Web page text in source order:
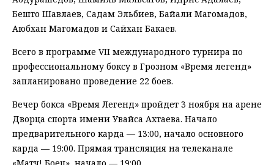
Бешто Шавлаев, Садам Эльбиев, Байали Магомадов,
Аюбхан Магомадов и Сайхан Бакаев.
Всего в программе VII международного турнира по
профессиональному боксу в Грозном «Время легенд»
запланировано проведение 22 боев.
Вечер бокса «Время Легенд» пройдет 3 ноября на арене
Дворца спорта имени Увайса Ахтаева. Начало
предварительного карда — 13:00, начало основного
карда — 19:00. Прямая трансляция на телеканале